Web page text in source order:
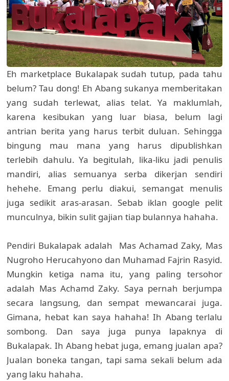
Eh marketplace Bukalapak sudah tutup, pada tahu
belum? Tau dong! Eh Abang sukanya memberitakan
yang sudah terlewat, alias telat. Ya maklumlah,
karena kesibukan yang luar biasa, belum lagi
antrian berita yang harus terbit duluan. Sehingga
bingung mau mana yang harus dipublishkan
terlebih dahulu. Ya begitulah, lika-liku jadi penulis
mandiri, alias semuanya serba dikerjan sendiri
hehehe. Emang perlu diakui, semangat menulis
juga sedikit aras-arasan. Sebab iklan google pelit
munculnya, bikin sulit gajian tiap bulannya hahaha.
Pendiri Bukalapak adalah Mas Achamad Zaky, Mas
Nugroho Herucahyono dan Muhamad Fajrin Rasyid.
Mungkin ketiga nama itu, yang paling tersohor
adalah Mas Achamd Zaky. Saya pernah berjumpa
secara langsung, dan sempat mewancarai juga.
Gimana, hebat kan saya hahaha! Ih Abang terlalu
sombong. Dan saya juga punya lapaknya di
Bukalapak. Ih Abang hebat juga, emang jualan apa?
Jualan boneka tangan, tapi sama sekali belum ada
yang laku hahaha.